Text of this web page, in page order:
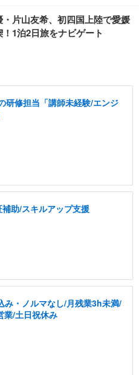
片山友希、初四国上陸で愛媛
1泊2日旅をナビゲート
研修担当「講師未経験/エンジ
助/スキルアップ支援
み・ノルマなし/月残業3h未満/
業/土日祝休み